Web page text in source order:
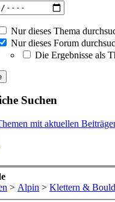
Nur dieses Thema
Nur dieses Forum
Die Ergebnisse als
Suchen
mit aktuellen
> Alpin > Klettern &